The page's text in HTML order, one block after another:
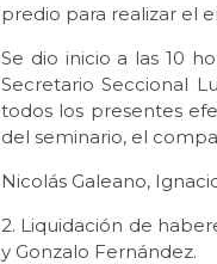
predio para realizar el
Se dio inicio a las 10
Secretario Seccional
todos los presentes
del seminario, el
Nicolás Galeano,
2. Liquidación de
y Gonzalo Fernández.